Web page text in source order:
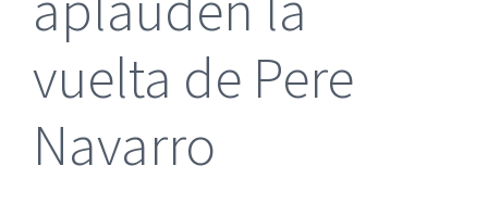
vuelta de Pere
Navarro